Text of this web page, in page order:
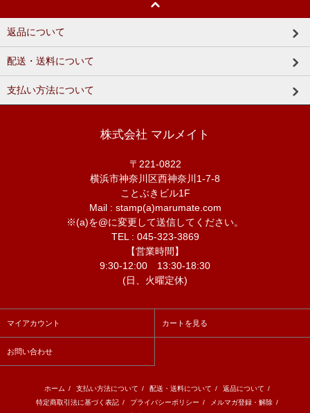
返品について
配送・送料について
支払い方法について
株式会社 マルメイト
〒221-0822
横浜市神奈川区西神奈川1-7-8
ことぶきビル1F
Mail : stamp(a)marumate.com
※(a)を@に変更して送信してください。
TEL : 045-323-3869
【営業時間】
9:30-12:00 13:30-18:30
(日、火曜定休)
マイアカウント カートを見る
お問い合わせ
ホーム / 支払い方法について / 配送・送料について / 返品について /
特定商取引法に基づく表記 / プライバシーポリシー / メルマガ登録・解除 /